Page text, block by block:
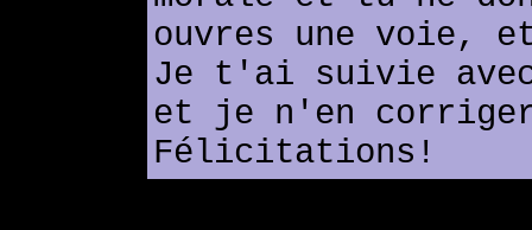
ouvres une voie,
Je t'ai suivie
et je n'en
Félicitations!